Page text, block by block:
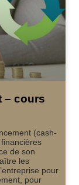
– cours
(cash-
de son
les
pour
pour